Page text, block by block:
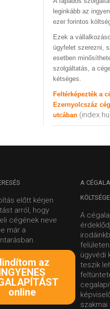
leginkább az
ezer forintos
Ezek a
ügyfelet szerezni,
esetben
szolgáltatás, a
kétséges.
Feltérképezték a
Ezernyolcszáz
utcában
előtt kérjen
arról, hogy
cégének neve
már a
az
online
A
KÖLTSÉGE
A
felületen.
ügyvédi
teszik
szakmai